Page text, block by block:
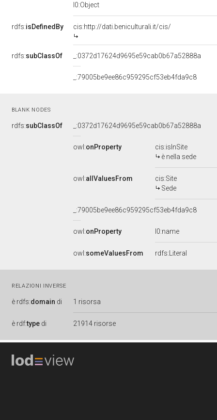
l0:Object
rdfs:isDefinedBy cis:http://dati.beniculturali.it/cis/
rdfs:subClassOf _:0372d17624d9695e59cab0b67a52888a
_:79005be9ee86c959295cf53eb4fda9c8
BLANK NODES
rdfs:subClassOf _:0372d17624d9695e59cab0b67a52888a
owl:onProperty
cis:isInSite
è nella sede
owl:allValuesFrom
cis:Site
Sede
_:79005be9ee86c959295cf53eb4fda9c8
owl:onProperty l0:name
owl:someValuesFrom rdfs:Literal
RELAZIONI INVERSE
è rdfs:domain di 1 risorsa
è rdf:type di 21914 risorse